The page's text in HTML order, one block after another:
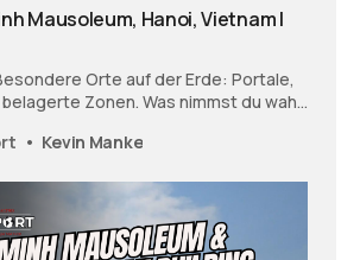
Mausoleum, Hanoi, Vietnam |
Orte auf der Erde: Portale,
Zonen. Was nimmst du wahr,
Ort anschaust? Wie fühlst du dich
vielleicht in dir - was zeigt sich und
Kevin Manke